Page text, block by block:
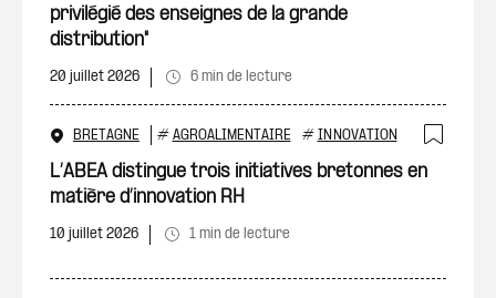
privilégié des enseignes de la grande
distribution"
20 juillet 2026 6 min de lecture
BRETAGNE # AGROALIMENTAIRE # INNOVATION
L’ABEA distingue trois initiatives bretonnes en
matière d’innovation RH
10 juillet 2026 1 min de lecture